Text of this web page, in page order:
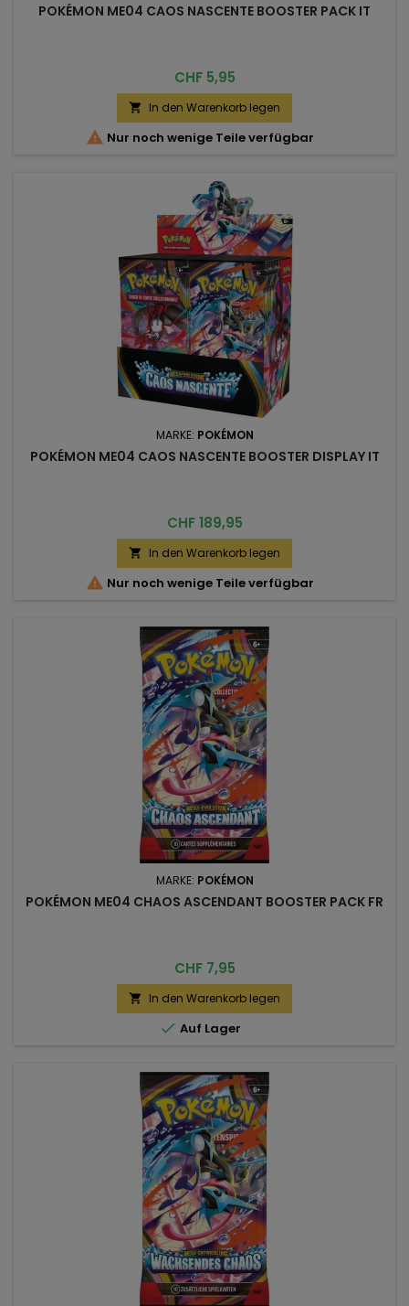
POKÉMON ME04 CAOS NASCENTE BOOSTER PACK IT
Preis
CHF 5,95
 In den Warenkorb legen
 Nur noch wenige Teile verfügbar
MARKE: POKÉMON
POKÉMON ME04 CAOS NASCENTE BOOSTER DISPLAY IT
Preis
CHF 189,95
 In den Warenkorb legen
 Nur noch wenige Teile verfügbar
MARKE: POKÉMON
POKÉMON ME04 CHAOS ASCENDANT BOOSTER PACK FR
Preis
CHF 7,95
 In den Warenkorb legen
 Auf Lager